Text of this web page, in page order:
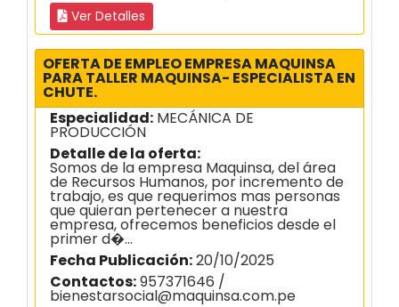
Ver Detalles
OFERTA DE EMPLEO EMPRESA MAQUINSA
PARA TALLER MAQUINSA- ESPECIALISTA EN
CHUTE.
Especialidad: MECÁNICA DE
PRODUCCIÓN
Detalle de la oferta:
Somos de la empresa Maquinsa, del área
de Recursos Humanos, por incremento de
trabajo, es que requerimos mas personas
que quieran pertenecer a nuestra
empresa, ofrecemos beneficios desde el
primer d�...
Fecha Publicación:20/10/2025
Contactos:957371646 /
bienestarsocial@maquinsa.com.pe